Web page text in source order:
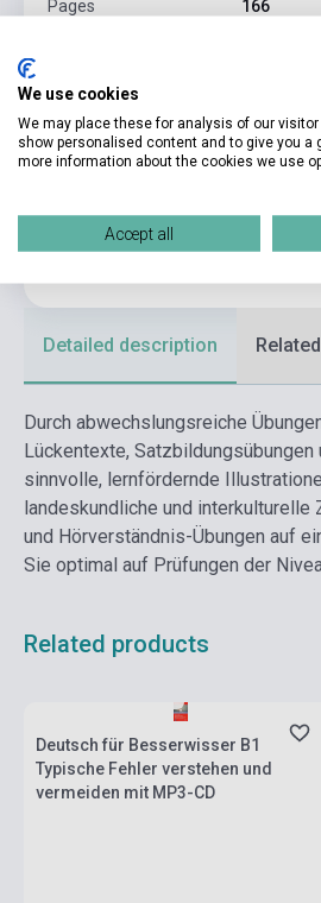
Pages 166
Publisher
Date of publication 2015
Language German
Detailed description
Durch abwechslungsreiche
Lückentexte, Satzbildungsübungen
sinnvolle, lernfördernde
landeskundliche und interkulturelle
und Hörverständnis-Übungen auf
Sie optimal auf Prüfungen der
Related products
Deutsch für Besserwisser B1
Typische Fehler verstehen und
vermeiden mit MP3-CD
We use cookies
We may place these for analysis of our
show personalised content and to give you a
more information about the cookies we use
Accept all